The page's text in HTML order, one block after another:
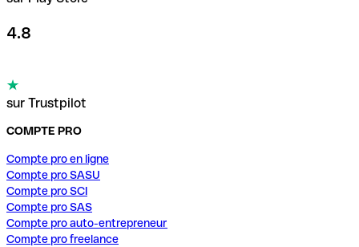
4.8
sur Trustpilot
COMPTE PRO
Compte pro en ligne
Compte pro SASU
Compte pro SCI
Compte pro SAS
Compte pro auto-entrepreneur
Compte pro freelance